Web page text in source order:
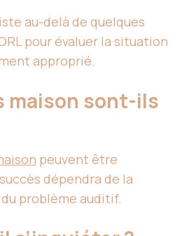
au-delà de quelques
pour évaluer la situation
approprié.
maison sont-ils
peuvent être
dépendra de la
problème auditif.